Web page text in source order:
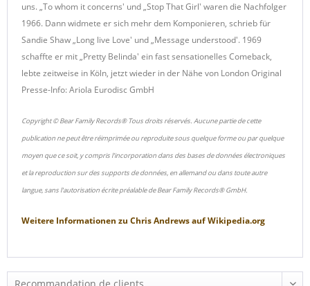
uns. „To whom it concerns' und „Stop That Girl' waren die Nachfolger
1966. Dann widmete er sich mehr dem Komponieren, schrieb für
Sandie Shaw „Long live Love' und „Message understood'. 1969
schaffte er mit „Pretty Belinda' ein fast sensationelles Comeback,
lebte zeitweise in Köln, jetzt wieder in der Nähe von London Original
Presse-Info: Ariola Eurodisc GmbH
Copyright © Bear Family Records® Tous droits réservés. Aucune partie de cette
publication ne peut être réimprimée ou reproduite sous quelque forme ou par quelque
moyen que ce soit, y compris l'incorporation dans des bases de données électroniques
et la reproduction sur des supports de données, en allemand ou dans toute autre
langue, sans l'autorisation écrite préalable de Bear Family Records® GmbH.
Weitere Informationen zu Chris AndrewsaufWikipedia.org